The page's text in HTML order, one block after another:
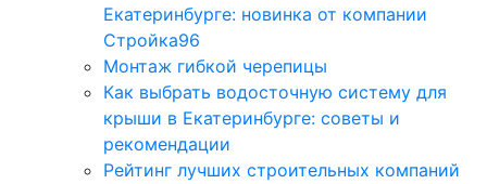
Екатеринбурге: новинка от компании
Стройка96
Монтаж гибкой черепицы
Как выбрать водосточную систему для
крыши в Екатеринбурге: советы и
рекомендации
Рейтинг лучших строительных компаний